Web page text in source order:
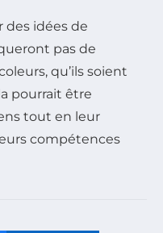
des idées de
pas de
qu’ils soient
pourrait être
tout en leur
compétences